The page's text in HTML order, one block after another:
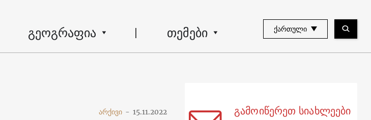
გეოგრაფია თემები ᲥᲐᲠᲗᲣᲚᲘ
არქივი - 15.11.2022 გამოიწერეთ სიახლეები